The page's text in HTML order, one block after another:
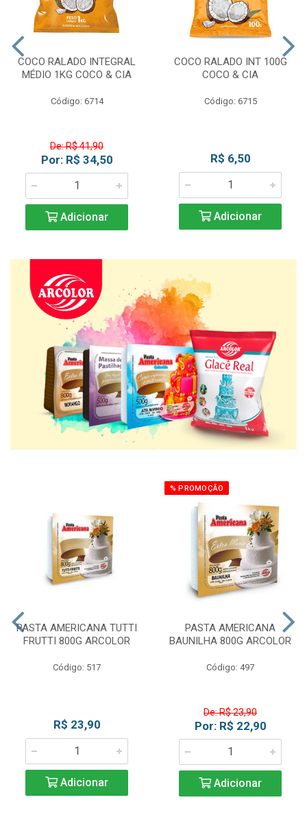
COCO RALADO INTEGRAL
MÉDIO 1KG COCO & CIA
Código: 6714
De: R$ 41,90
Por: R$ 34,50
Adicionar
COCO RALADO INT 100G
COCO & CIA
Código: 6715
R$ 6,50
Adicionar
PASTA AMERICANA TUTTI
FRUTTI 800G ARCOLOR
Código: 517
R$ 23,90
Adicionar
% PROMOÇÃO
PASTA AMERICANA
BAUNILHA 800G ARCOLOR
Código: 497
De: R$ 23,90
Por: R$ 22,90
Adicionar